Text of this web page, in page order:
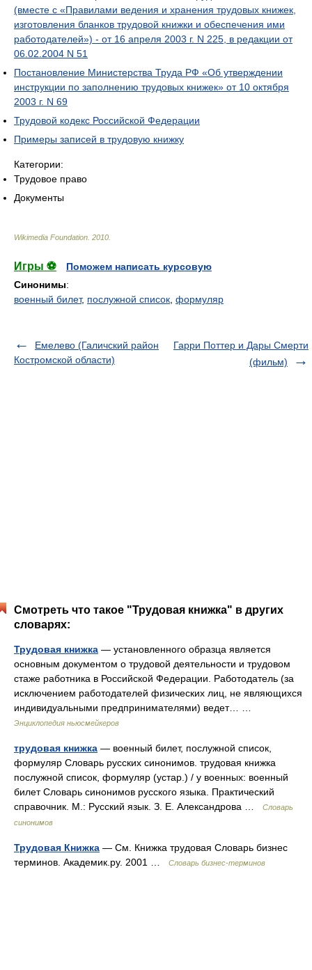
(вместе с «Правилами ведения и хранения трудовых книжек,
изготовления бланков трудовой книжки и обеспечения ими
работодателей») - от 16 апреля 2003 г. N 225, в редакции от
06.02.2004 N 51
Постановление Министерства Труда РФ «Об утверждении
инструкции по заполнению трудовых книжек» от 10 октября
2003 г. N 69
Трудовой кодекс Российской Федерации
Примеры записей в трудовую книжку
Категории:
Трудовое право
Документы
Wikimedia Foundation 2010
Игры ⚽
Поможем написать курсовую
Синонимы:
военный билет, послужной список формуляр
Емелево (Галичский район
Костромской области)
Гарри Поттер и Дары Смерти
(фильм)
Смотреть что такое "Трудовая книжка" в других
словарях:
Трудовая книжка — установленного образца является
основным документом о трудовой деятельности и трудовом
стаже работника в Российской Федерации. Работодатель (за
исключением работодателей физических лиц, не являющихся
индивидуальными предпринимателями) ведет… …
Энциклопедия ньюсмейкеров
трудовая книжка — военный билет, послужной список,
формуляр Словарь русских синонимов. трудовая книжка
послужной список, формуляр (устар.) / у военных: военный
билет Словарь синонимов русского языка. Практический
справочник. М.: Русский язык. З. Е. Александрова …
Словарь
синонимов
Трудовая Книжка — См. Книжка трудовая Словарь бизнес
терминов. Академик.ру. 2001 …
Словарь бизнес-терминов